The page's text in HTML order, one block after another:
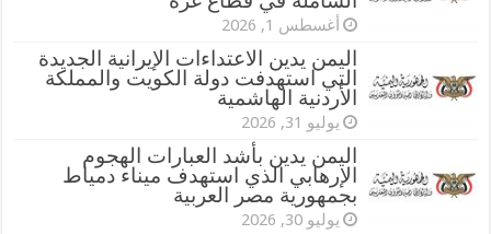
أغسطس 1, 2026
اليمن يدين الاعتداءات الإيرانية الجديدة
التي استهدفت دولة الكويت والمملكة
الأردنية الهاشمية
يوليو 31, 2026
اليمن يدين بأشد العبارات الهجوم
الإرهابي الذي استهدف ميناء دمياط
بجمهورية مصر العربية
يوليو 30, 2026